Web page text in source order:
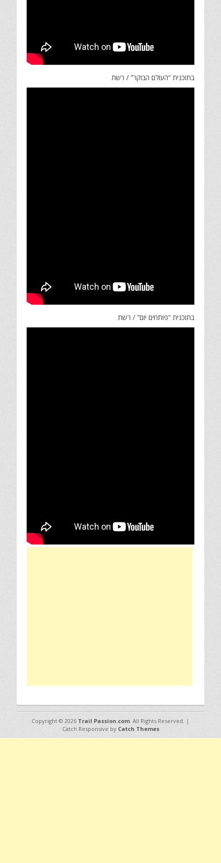
בתוכנית “העולם הבוקר” / רשת
בתוכנית “פותחים יום” / רשת
Copyright © 2026 Trail Passion.com. All Rights Reserved. |
Catch Responsive by Catch Themes